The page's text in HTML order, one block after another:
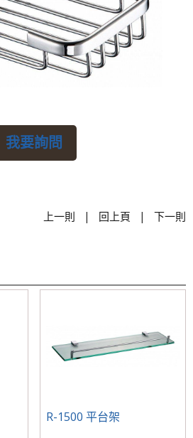
我要詢問
上一則 | 回上頁 | 下一則
R-1500 平台架